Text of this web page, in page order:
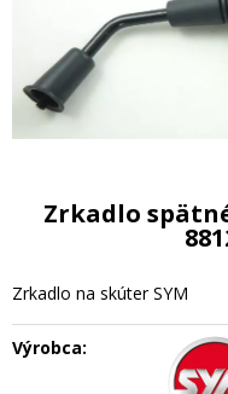
Zrkadlo
Zrkadlo na skúter SYM
Výrobca: